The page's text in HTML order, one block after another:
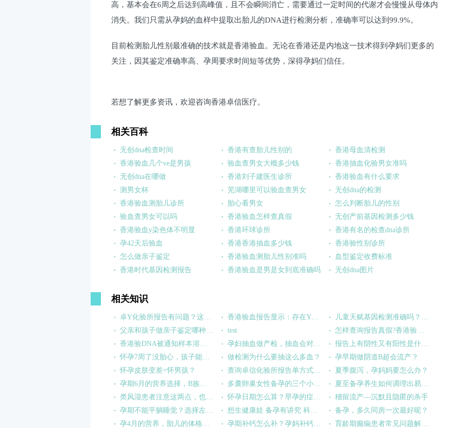
高，基本会在6周之后达到高峰值，且不会瞬间消亡，需要通过一定时间的代谢才会慢慢从母体内
消失。我们只需从孕妈的血样中提取出胎儿的DNA进行检测分析，准确率可以达到99.9%。
目前检测胎儿性别最准确的技术就是香港验血。无论在香港还是内地这一技术得到孕妈们更多的
关注，因其鉴定准确率高、孕周要求时间短等优势，深得孕妈们信任。
若想了解更多资讯，欢迎咨询香港卓信医疗。
相关百科
无创dna检查时间 香港有查胎儿性别的
香港母血清检测
香港验血几个ve是男孩
验血查男女大概多少钱
香港抽血化验男女准吗
无创dna在哪做
香港刘子建医生诊所
香港验血有什么要求
测男女杯
芜湖哪里可以验血查男女
无创dna的检测
香港验血测胎儿诊所
胎心看男女
怎么判断胎儿的性别
验血查男女可以吗
香港验血怎样查真假
无创产前基因检测多少钱
香港验血y染色体不明显
香港环球诊所
香港有名的检查dna诊所
孕42天后验血
香港香港抽血多少钱
香港验性别诊所
怎么做亲子鉴定
香港验血测胎儿性别准吗
血型鉴定收费标准
香港时代基因检测报告
香港验血是男是女到底准确吗 无创dna图片
相关知识
卓Y化验所报告有问题？这锅卓信不背！ 香港验血报告显示：存在Y染色体，这是代表什么意思？
儿童天赋基因检测准确吗？这项检测的的技术原理是什么?
父亲和孩子做亲子鉴定哪种样本合适?
test
怎样查询报告真假?香港验血收到假报告？
香港验DNA被通知样本溶血是什么原因?
孕妇抽血做产检，抽血会对孕妇或胎儿有影响吗？
报告上有阴性又有阳性是什么情况？
怀孕7周了没胎心，孩子能要吗？
做检测为什么要抽这么多血？
孕早期做阴道B超会流产？
怀孕皮肤变差=怀男孩？
查询卓信化验所报告单方式分享:
夏季腹泻，孕妈妈要怎么办？
孕期6月的营养选择，B族维生素的崛起
多囊卵巢女性备孕的三个小方法！
夏至备孕养生如何调理出易孕体质？
类风湿患者注意这两点，也能正常备孕！
怀孕日期怎么算？早孕的症状有哪些？
稽留流产—沉默且隐匿的杀手
孕期不能平躺睡觉？选择左侧卧睡，孕妈妈胎宝宝都舒服！
想生健康娃 备孕有讲究 科学备孕技巧
备孕，多久同房一次最好呢？
孕4月的营养，胎儿的体格成长从补钙开始
孕期补钙怎么补？孕妈补钙攻略来啦
育龄期癫痫患者常见问题解答--备孕篇